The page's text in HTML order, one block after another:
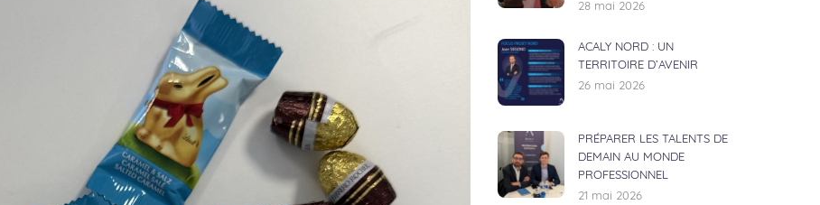
28 mai 2026
ACALY NORD : UN
TERRITOIRE D’AVENIR
26 mai 2026
PRÉPARER LES TALENTS DE
DEMAIN AU MONDE
PROFESSIONNEL
21 mai 2026